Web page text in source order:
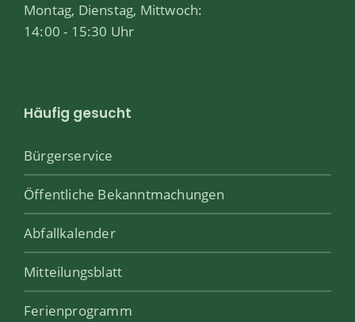
Montag, Dienstag, Mittwoch:
14:00 - 15:30 Uhr
Häufig gesucht
Bürgerservice
Öffentliche Bekanntmachungen
Abfallkalender
Mitteilungsblatt
Ferienprogramm